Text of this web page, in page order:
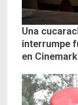
Una
interrumpe
en